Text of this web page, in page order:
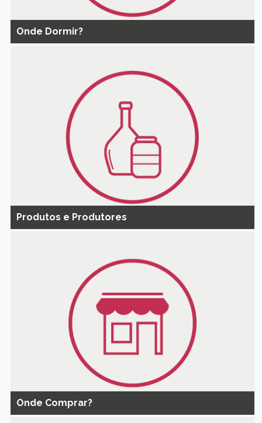
Onde Dormir?
Produtos e Produtores
Onde Comprar?